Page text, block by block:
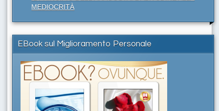
MEDIOCRITÀ
EBook sul Miglioramento Personale